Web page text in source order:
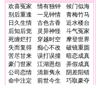
欢喜冤家 情有独钟
候门似海
别后重逢
一见钟情
青梅竹马
日久生情
古色古香
近水楼台
后知后觉
灵异神怪
斗气冤家
死缠烂打
穿越时空
摩登世界
失而复得
痴心不改
破镜重圆
苦尽甘来
误打误撞
暗恋成真
豪门世家
江湖恩怨
弄假成真
公司恋情
清新隽永
阴差阳错
命中注定
前世今生
巧取豪夺